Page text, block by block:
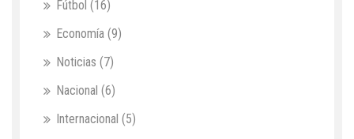
Fútbol (16)
Economía (9)
Noticias (7)
Nacional (6)
Internacional (5)